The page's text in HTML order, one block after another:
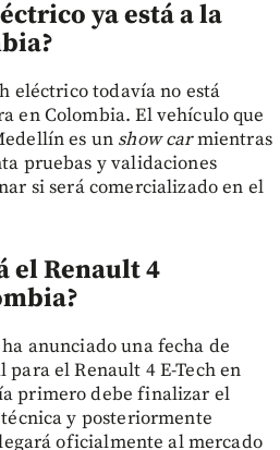
ya está a la
eléctrico todavía no está
en Colombia. El vehículo que
es un show carmientras
pruebas y validaciones
si será comercializado en el
el Renault 4
anunciado una fecha de
el Renault 4 E-Tech en
primero debe finalizar el
y posteriormente
oficialmente al mercado